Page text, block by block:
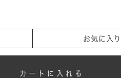
お気に入り
カートに入れる